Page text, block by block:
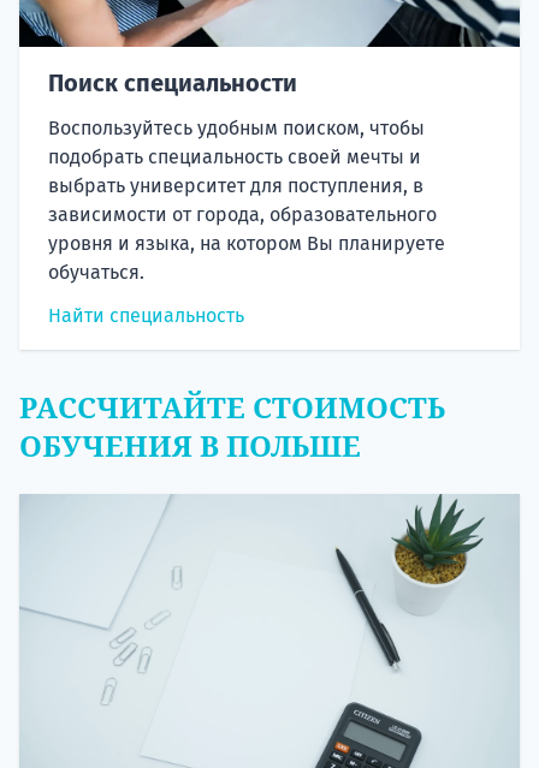
Поиск специальности
Воспользуйтесь удобным поиском, чтобы
подобрать специальность своей мечты и
выбрать университет для поступления, в
зависимости от города, образовательного
уровня и языка, на котором Вы планируете
обучаться.
Найти специальность
РАССЧИТАЙТЕ СТОИМОСТЬ
ОБУЧЕНИЯ В ПОЛЬШЕ